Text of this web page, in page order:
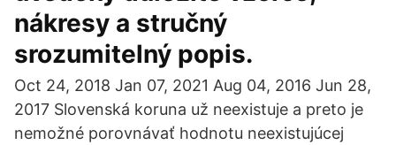
nákresy a stručný
srozumitelný popis.
Oct 24, 2018 Jan 07, 2021 Aug 04, 2016 Jun 28,
2017 Slovenská koruna už neexistuje a preto je
nemožné porovnávať hodnotu neexistujúcej